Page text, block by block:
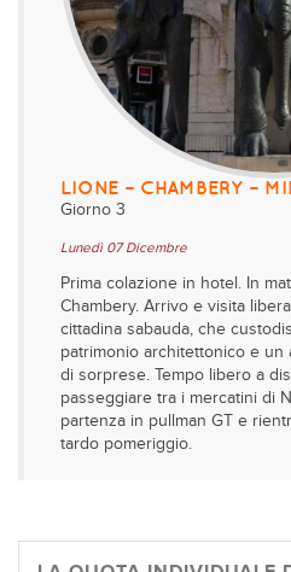
LIONE – CHAMBERY –
Giorno 3
Lunedì 07 Dicembre
Prima colazione in hotel. In
Chambery. Arrivo e visita
cittadina sabauda, che
patrimonio architettonico e
di sorprese. Tempo libero a
passeggiare tra i mercatini di
partenza in pullman GT e
tardo pomeriggio.